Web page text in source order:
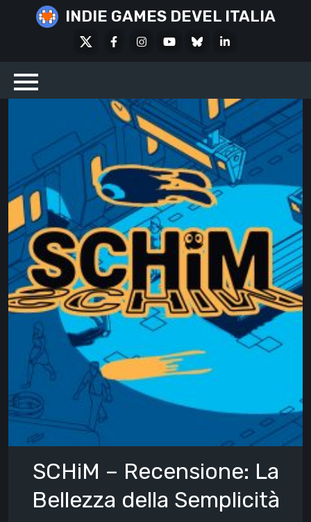
INDIE GAMES DEVEL ITALIA
FacebookInstagramYoutubeBlueskyLinkedIn
SCHiM – Recensione: La
Bellezza della Semplicità